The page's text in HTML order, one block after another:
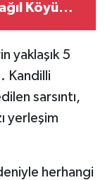
Köyü
yaklaşık 5
Kandilli
sarsıntı,
yerleşim
herhangi